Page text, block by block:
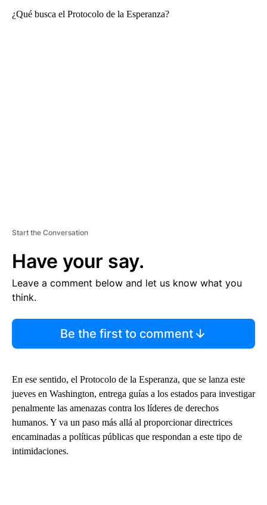
¿Qué busca el Protocolo de la Esperanza?
Start the Conversation
Have your say.
Leave a comment below and let us know what you
think.
Be the first to comment
En ese sentido, el Protocolo de la Esperanza, que se lanza este
jueves en Washington, entrega guías a los estados para investigar
penalmente las amenazas contra los líderes de derechos
humanos. Y va un paso más allá al proporcionar directrices
encaminadas a políticas públicas que respondan a este tipo de
intimidaciones.